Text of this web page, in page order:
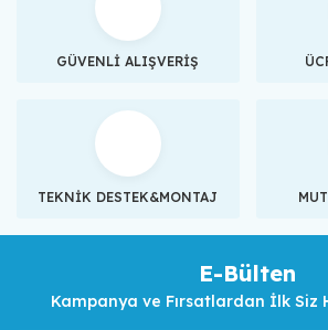
GÜVENLİ ALIŞVERİŞ
TEKNİK DESTEK&MONTAJ
E-Bülten
Kampanya ve Fırsatlardan İlk Siz